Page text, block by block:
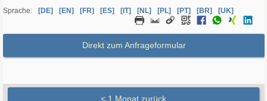
Sprache: [DE] [EN] [FR] [ES] [IT] [NL] [PL] [PT] [BR] [UK]
Direkt zum Anfrageformular